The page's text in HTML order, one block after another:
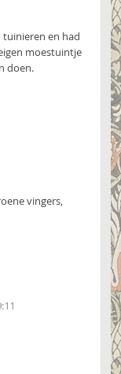
tuinieren en had
moestuintje
doen.
vingers,